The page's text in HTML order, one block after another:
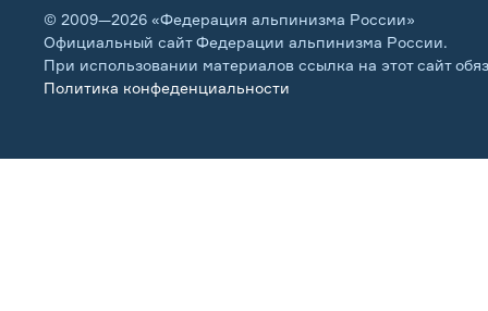
© 2009—2026 «Федерация альпинизма России»
Официальный сайт Федерации альпинизма России.
При использовании материалов ссылка на этот сайт
Политика конфеденциальности